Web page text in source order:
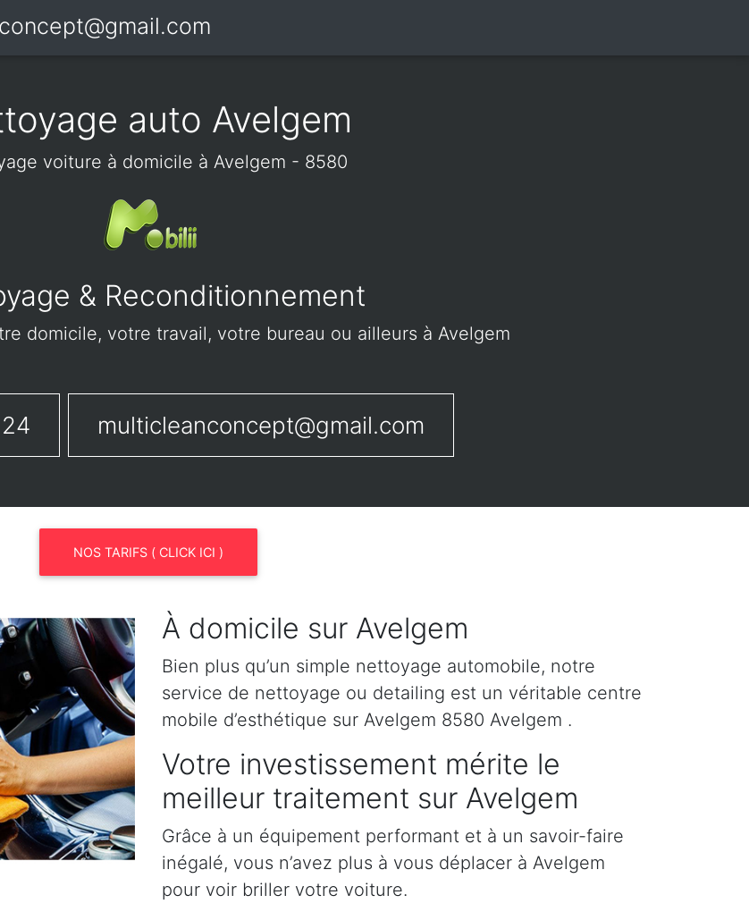
auto Avelgem
voiture à domicile à Avelgem - 8580
& Reconditionnement
domicile, votre travail, votre bureau ou ailleurs à Avelgem
multicleanconcept@gmail.com
NOS TARIFS ( CLICK ICI )
À domicile sur Avelgem
Bien plus qu’un simple nettoyage automobile, notre
service de nettoyage ou detailing est un véritable centre
mobile d’esthétique sur Avelgem 8580 Avelgem .
Votre investissement mérite le
meilleur traitement sur Avelgem
Grâce à un équipement performant et à un savoir-faire
inégalé, vous n’avez plus à vous déplacer à Avelgem
pour voir briller votre voiture.